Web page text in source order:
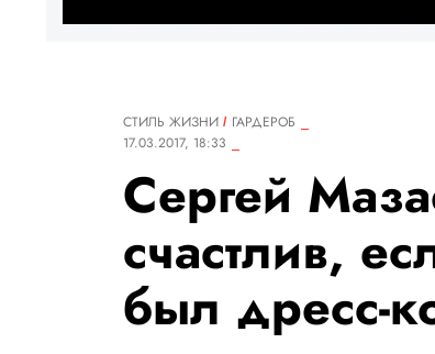
СТИЛЬ ЖИЗНИ
ГАРДЕРОБ
17.03.2017, 18:33
Сергей
счастлив,
был дресс-